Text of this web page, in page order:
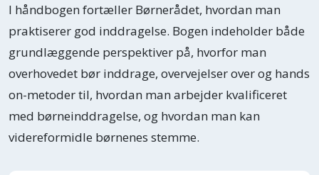
I håndbogen fortæller Børnerådet, hvordan man
praktiserer god inddragelse. Bogen indeholder både
grundlæggende perspektiver på, hvorfor man
overhovedet bør inddrage, overvejelser over og hands
on-metoder til, hvordan man arbejder kvalificeret
med børneinddragelse, og hvordan man kan
videreformidle børnenes stemme.